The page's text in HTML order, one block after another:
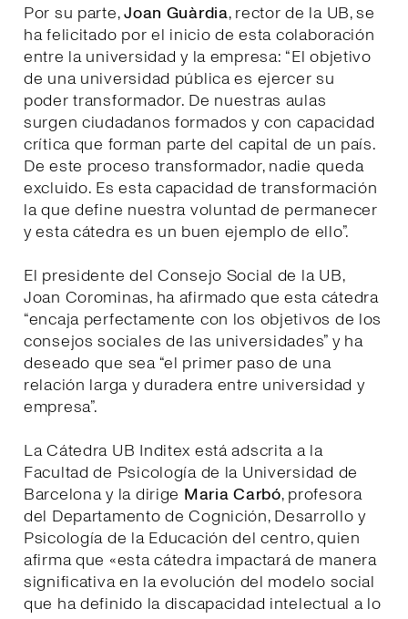
Por su parte,Joan Guàrdia, rector de la UB, se
ha felicitado por el inicio de esta colaboración
entre la universidad y la empresa: “El objetivo
de una universidad pública es ejercer su
poder transformador. De nuestras aulas
surgen ciudadanos formados y con capacidad
crítica que forman parte del capital de un país.
De este proceso transformador, nadie queda
excluido. Es esta capacidad de transformación
la que define nuestra voluntad de permanecer
y esta cátedra es un buen ejemplo de ello”.
El presidente del Consejo Social de la UB,
Joan Corominas, ha afirmado que esta cátedra
“encaja perfectamente con los objetivos de los
consejos sociales de las universidades” y ha
deseado que sea “el primer paso de una
relación larga y duradera entre universidad y
empresa”.
La Cátedra UB Inditex está adscrita a la
Facultad de Psicología de la Universidad de
Barcelona y la dirige Maria Carbó, profesora
del Departamento de Cognición, Desarrollo y
Psicología de la Educación del centro, quien
afirma que «esta cátedra impactará de manera
significativa en la evolución del modelo social
que ha definido la discapacidad intelectual a lo